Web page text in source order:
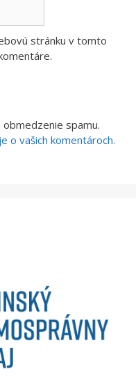
stránku v tomto
spamu.
o vašich komentároch.